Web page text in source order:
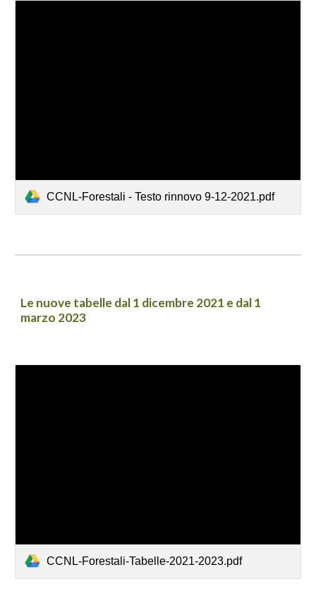
CCNL-Forestali - Testo rinnovo 9-12-2021.pdf
Le nuove tabelle dal 1 dicembre 2021 e dal 1
marzo 2023
CCNL-Forestali-Tabelle-2021-2023.pdf